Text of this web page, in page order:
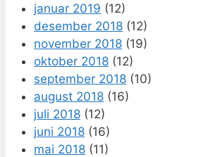
januar 2019 (12)
desember 2018 (12)
november 2018 (19)
oktober 2018 (12)
september 2018 (10)
august 2018 (16)
juli 2018 (12)
juni 2018 (16)
mai 2018 (11)